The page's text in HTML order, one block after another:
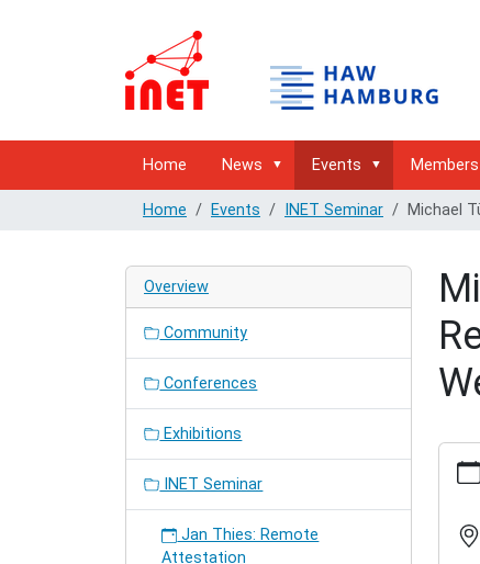
Home News Events Members
Home Events INET Seminar Michael
tuxen-
Overview
Community
Conferences
Exhibitions
INET Seminar
Jan Thies: Remote
Attestation